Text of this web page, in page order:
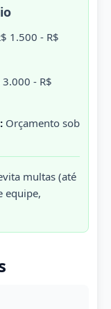
1.500 - R$
3.000 - R$
Orçamento sob
multas (até
equipe,